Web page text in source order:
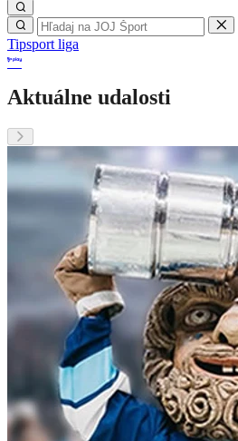
Tipsport liga
Aktuálne udalosti